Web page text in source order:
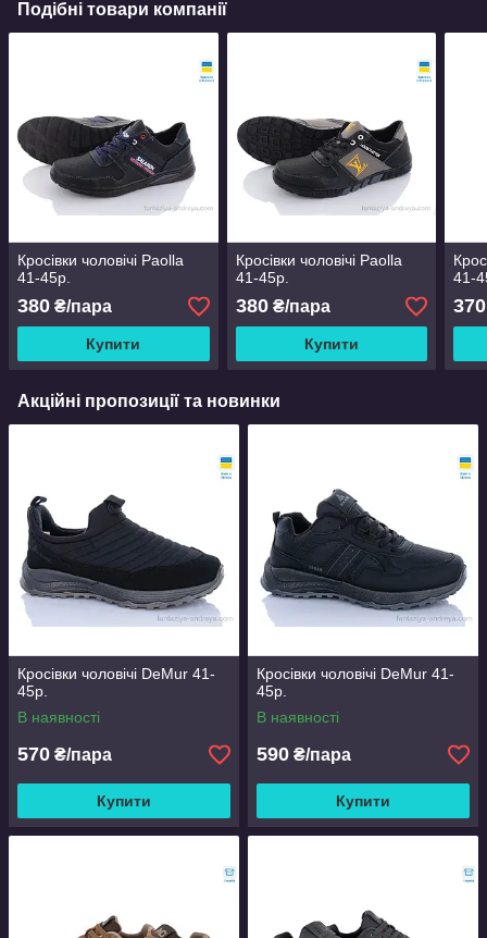
Подібні товари компанії
Кросівки чоловічі Paolla
41-45р.
380 ₴/пара
Купити
Кросівки чоловічі Paolla
41-45р.
380₴/пара
Купити
41-
370
Акційні пропозиції та новинки
Кросівки чоловічі DeMur 41-
45р.
В наявності
570 ₴/пара
Купити
Кросівки чоловічі DeMur 41-
45р.
В наявності
590 ₴/пара
Купити